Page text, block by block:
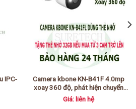
IPC-
Camera kbone KN-B41F 4.0mp
xoay 360 độ, phát hiện chuyển
động có màu ban đêm
Giá: liên hệ